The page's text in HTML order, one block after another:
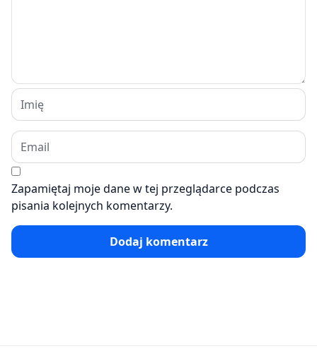
Zapamiętaj moje dane w tej przeglądarce podczas
pisania kolejnych komentarzy.
Dodaj komentarz